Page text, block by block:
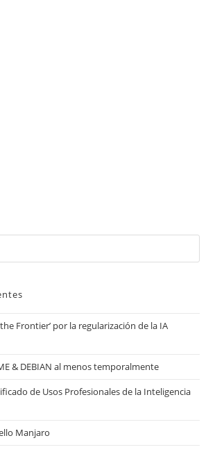
Frontier’ por la regularización de la IA
& DEBIAN al menos temporalmente
de Usos Profesionales de la Inteligencia
Manjaro